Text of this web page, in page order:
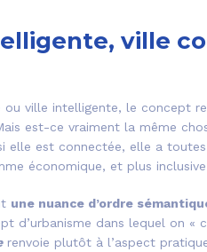
ville
ou ville intelligente, le concept
est-ce vraiment la même
elle est connectée, elle a
économique, et plus
une nuance d’ordre
d’urbanisme dans lequel on
renvoie plutôt à l’aspect